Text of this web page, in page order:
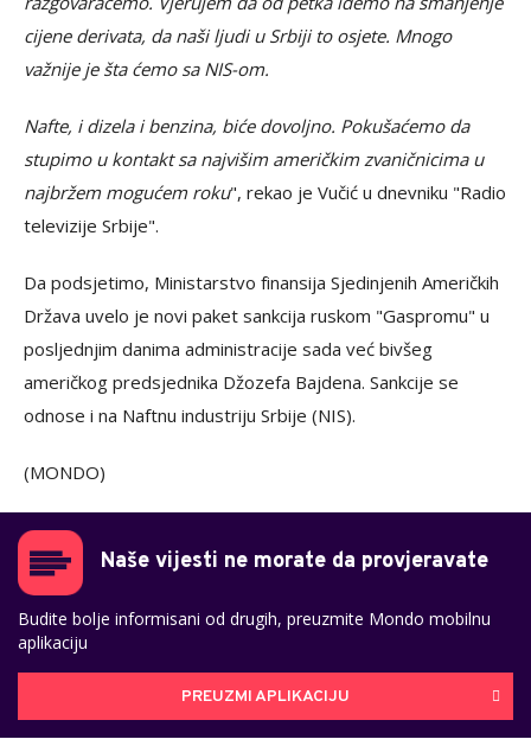
cijene derivata, da naši ljudi u Srbiji to osjete. Mnogo
važnije je šta ćemo sa NIS-om.
Nafte, i dizela i benzina, biće dovoljno. Pokušaćemo da
stupimo u kontakt sa najvišim američkim zvaničnicima u
najbržem mogućem roku", rekao je Vučić u dnevniku "Radio
televizije Srbije".
Da podsjetimo, Ministarstvo finansija Sjedinjenih Američkih
Država uvelo je novi paket sankcija ruskom "Gaspromu" u
posljednjim danima administracije sada već bivšeg
američkog predsjednika Džozefa Bajdena. Sankcije se
odnose i na Naftnu industriju Srbije (NIS).
(MONDO)
Naše vijesti ne morate da provjeravate
Budite bolje informisani od drugih, preuzmite Mondo mobilnu
aplikaciju
PREUZMI APLIKACIJU